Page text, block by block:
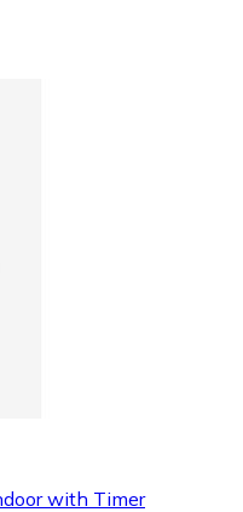
with Timer